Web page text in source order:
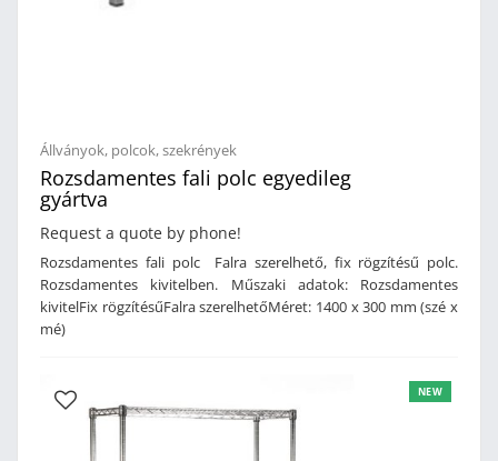
Állványok, polcok, szekrények
Rozsdamentes fali polc egyedileg
gyártva
Request a quote by phone!
Rozsdamentes fali polc Falra szerelhető, fix rögzítésű polc.
Rozsdamentes kivitelben. Műszaki adatok: Rozsdamentes
kivitelFix rögzítésűFalra szerelhetőMéret: 1400 x 300 mm (szé x
mé)
NEW